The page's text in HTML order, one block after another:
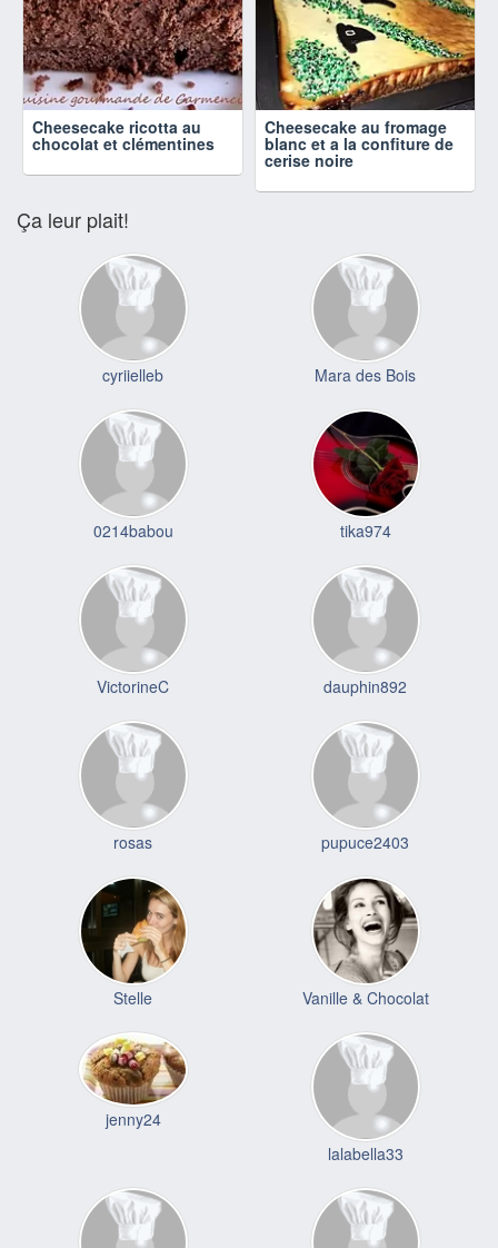
Cheesecake ricotta au
chocolat et clémentines
Cheesecake au fromage
blanc et a la confiture de
cerise noire
Ça leur plait!
cyriielleb Mara des Bois
0214babou tika974
VictorineC dauphin892
rosas pupuce2403
Stelle Vanille & Chocolat
jenny24
lalabella33